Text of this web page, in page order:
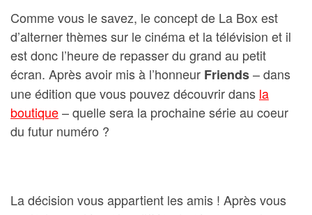
Comme vous le savez, le concept de La Box est
d’alterner thèmes sur le cinéma et la télévision et il
est donc l’heure de repasser du grand au petit
écran. Après avoir mis à l’honneur Friends– dans
une édition que vous pouvez découvrir dans la
boutique– quelle sera la prochaine série au coeur
du futur numéro ?
La décision vous appartient les amis ! Après vous